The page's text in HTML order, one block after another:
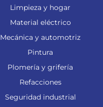
Limpieza y hogar
Material eléctrico
Mecánica y automotriz
Pintura
Plomería y grifería
Refacciones
Seguridad industrial